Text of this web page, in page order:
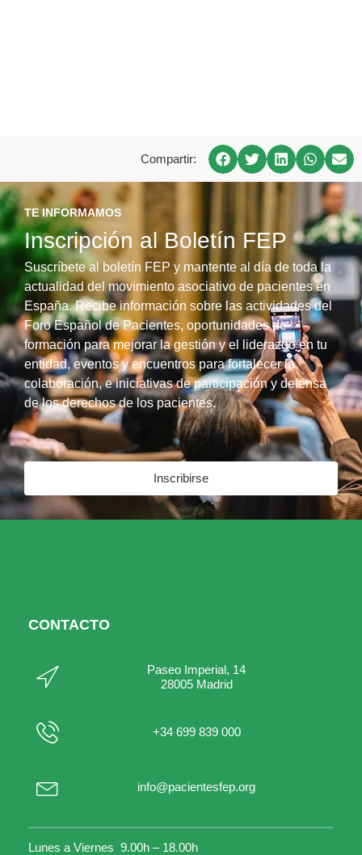
Compartir:
TE INFORMAMOS
Inscripción al Boletín FEP
Suscríbete al boletín FEP y mantente al día de toda la
actualidad del movimiento asociativo de pacientes en
España. Recibe información sobre las actividades del
Foro Español de Pacientes, oportunidades de
formación para mejorar la gestión y el liderazgo en tu
entidad, eventos y encuentros para fortalecer la
colaboración, e iniciativas de participación y defensa
de los derechos de los pacientes.
Inscribirse
CONTACTO
Paseo Imperial, 14
28005 Madrid
+34 699 839 000
info@pacientesfep.org
Lunes a Viernes 9.00h – 18.00h